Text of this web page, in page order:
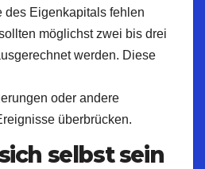
des Eigenkapitals fehlen
möglichst zwei bis drei
werden. Diese
oder andere
überbrücken.
selbst sein